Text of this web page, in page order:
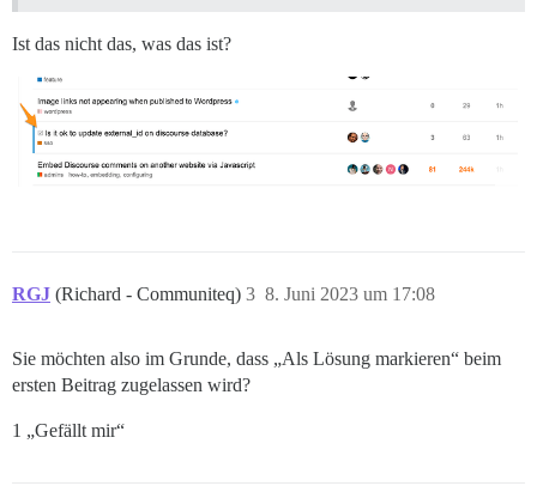
Ist das nicht das, was das ist?
RGJ (Richard - Communiteq) 8. Juni 2023 um 17:08
3
Sie möchten also im Grunde, dass „Als Lösung markieren“ beim
ersten Beitrag zugelassen wird?
1 „Gefällt mir“